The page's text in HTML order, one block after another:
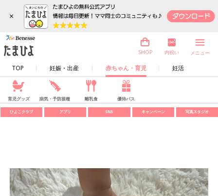
×
TOP 妊娠・出産 赤ちゃん・育児 妊活
SHOP 内祝い メニュー
育児グッズ 病気・予防接種 離乳食 優待パス
ひよこクラブ アプリ SNS キャンペーン 写真スタジオ